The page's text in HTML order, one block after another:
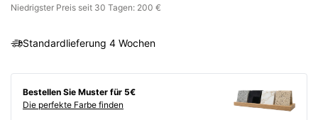
Niedrigster Preis seit 30 Tagen: 200 €
Standardlieferung 4 Wochen
Bestellen Sie Muster für 5€
Die perfekte Farbe finden